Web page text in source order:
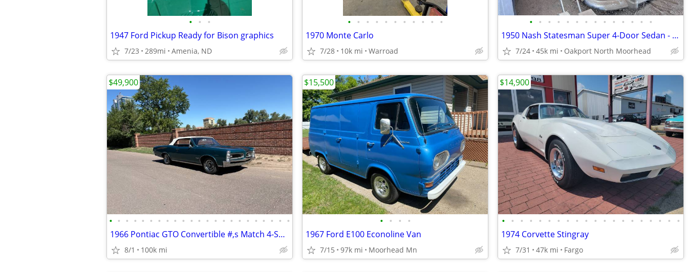
• • •
1947 Ford Pickup Ready for Bison graphics
7/23 289mi Amenia, ND
• • • • • • • • • • •
1970 Monte Carlo
7/28 10k mi Warroad
• • • • • • • • • • • • • •
1950 Nash Statesman Super 4-Door Sedan - Original Survivor
7/24 45k mi Oakport North Moorhead
• • • • • • • • • • • • • • • • • • • • • • •
1966 Pontiac GTO Convertible #,s Match 4-Speed
8/1 100k mi
$49,900
• • • •
1967 Ford E100 Econoline Van
7/15 97k mi Moorhead Mn
$15,500
• • • • • • • • • • • • • • • • • • • •
1974 Corvette Stingray
7/31 47k mi Fargo
$14,900